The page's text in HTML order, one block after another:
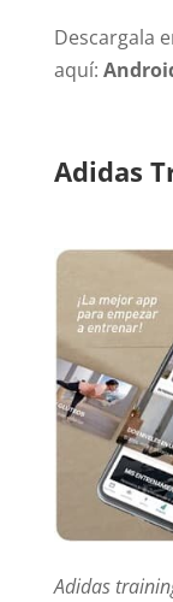
Descargala
aquí:
Adidas
Adidas